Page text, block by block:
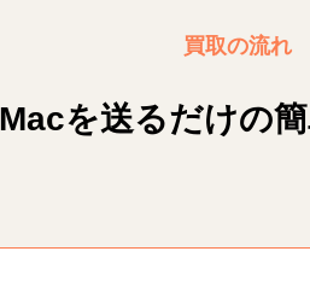
買取の流れ
Macを送るだけの